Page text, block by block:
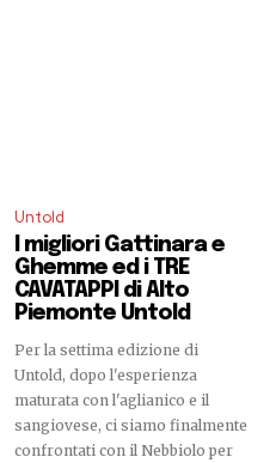
Untold
I migliori Gattinara e
Ghemme ed i TRE
CAVATAPPI di Alto
Piemonte Untold
Per la settima edizione di
Untold, dopo l'esperienza
maturata con l'aglianico e il
sangiovese, ci siamo finalmente
confrontati con il Nebbiolo per